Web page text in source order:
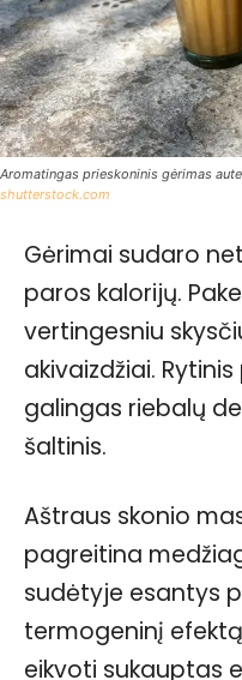
Aromatingas prieskoninis gėrimas
shutterstock.com
Gėrimai sudaro
paros kalorijų.
vertingesniu
akivaizdžiai.
galingas riebalų
šaltinis.
Aštraus skonio
pagreitina
sudėtyje esantys
termogeninį
eikvoti sukauptas